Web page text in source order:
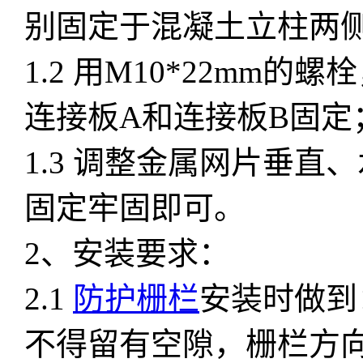
别固定于混凝土立柱两
1.2 用M10*22mm的螺
连接板A和连接板B固定
1.3 调整金属网片垂直
固定牢固即可。
2、安装要求：
2.1 防护栅栏安装时做
不得留有空隙，栅栏方